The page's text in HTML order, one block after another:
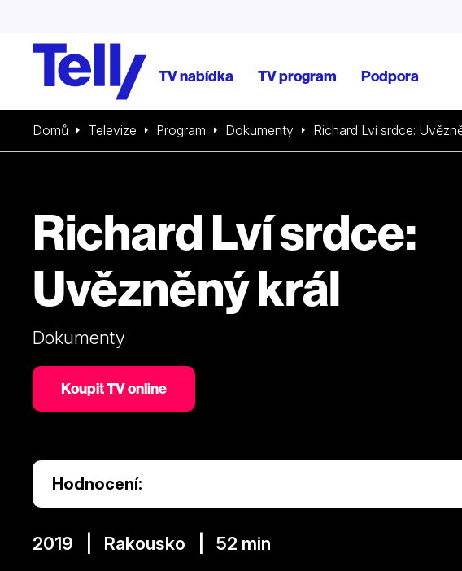
TV nabídka TV program Podpora
Domů Televize Program Dokumenty Richard Lví srdce:
Richard Lví srdce:
Uvězněný král
Dokumenty
Koupit TV online
Hodnocení:
2019 | Rakousko | 52 min